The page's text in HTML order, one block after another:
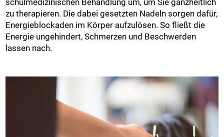
schulmedizinischen Behandlung um, um Sie ganzheitlich
zu therapieren. Die dabei gesetzten Nadeln sorgen dafür,
Energieblockaden im Körper aufzulösen. So fließt die
Energie ungehindert, Schmerzen und Beschwerden
lassen nach.